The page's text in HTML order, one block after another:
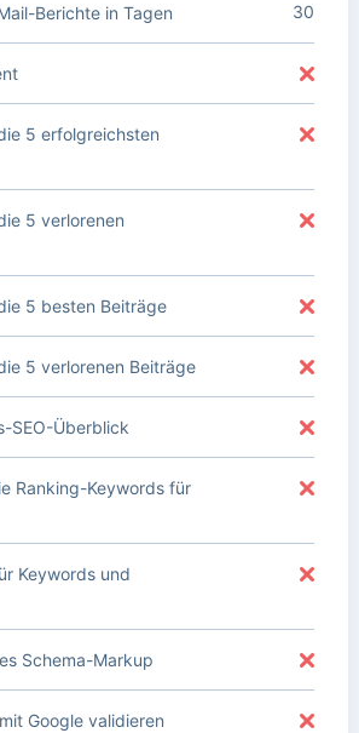
Berichte in Tagen 30
5 erfolgreichsten
5 verlorenen
5 besten Beiträge
5 verlorenen Beiträge
SEO-Überblick
Ranking-Keywords für
Keywords und
Schema-Markup
Google validieren